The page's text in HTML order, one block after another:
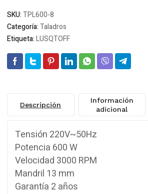
(OFERTA)
*
cantidad
SKU:TPL600-8
Categoría:Taladros
Etiqueta:LUSQTOFF
Descripción
Información
adicional
Tensión 220V~50Hz
Potencia 600 W
Velocidad 3000 RPM
Mandril 13 mm
Garantía 2 años